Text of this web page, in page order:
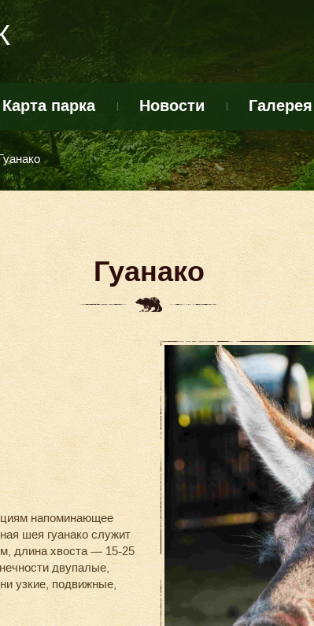
Карта парка Новости Галерея
Гуанако
напоминающее
шея гуанако служит
длина хвоста — 15-25
двупалые,
узкие, подвижные,